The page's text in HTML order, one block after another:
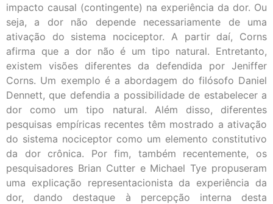
impacto causal (contingente) na experiência da dor. Ou
seja, a dor não depende necessariamente de uma
ativação do sistema nociceptor. A partir daí, Corns
afirma que a dor não é um tipo natural. Entretanto,
existem visões diferentes da defendida por Jeniffer
Corns. Um exemplo é a abordagem do filósofo Daniel
Dennett, que defendia a possibilidade de estabelecer a
dor como um tipo natural. Além disso, diferentes
pesquisas empíricas recentes têm mostrado a ativação
do sistema nociceptor como um elemento constitutivo
da dor crônica. Por fim, também recentemente, os
pesquisadores Brian Cutter e Michael Tye propuseram
uma explicação representacionista da experiência da
dor, dando destaque à percepção interna desta